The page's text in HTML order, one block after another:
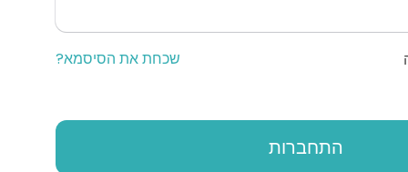
שכחת את הסיסמא?
התחברות